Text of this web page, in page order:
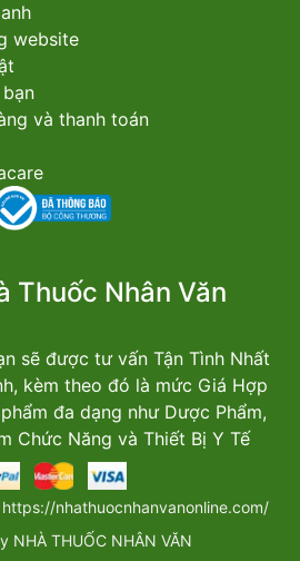
website
và thanh toán
Thuốc Nhân Văn
sẽ được tư vấn Tận Tình Nhất
kèm theo đó là mức Giá Hợp
đa dạng như Dược Phẩm,
Chức Năng và Thiết Bị Y Tế
nhathuocnhanvanonline.com/
NHÀ THUỐC NHÂN VĂN